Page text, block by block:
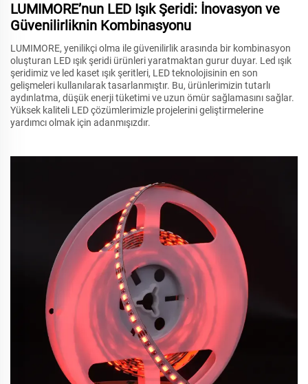
LUMIMORE’nun LED Işık Şeridi: İnovasyon ve
Güvenilirliknin Kombinasyonu
LUMIMORE, yenilikçi olma ile güvenilirlik arasında bir kombinasyon
oluşturan LED ışık şeridi ürünleri yaratmaktan gurur duyar. Led ışık
şeridimiz ve led kaset ışık şeritleri, LED teknolojisinin en son
gelişmeleri kullanılarak tasarlanmıştır. Bu, ürünlerimizin tutarlı
aydınlatma, düşük enerji tüketimi ve uzun ömür sağlamasını sağlar.
Yüksek kaliteli LED çözümlerimizle projelerini geliştirmelerine
yardımcı olmak için adanmışızdır.